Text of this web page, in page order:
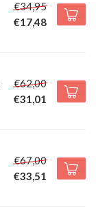
€34,95
€17,48
€62,00
€31,01
€67,00
€33,51